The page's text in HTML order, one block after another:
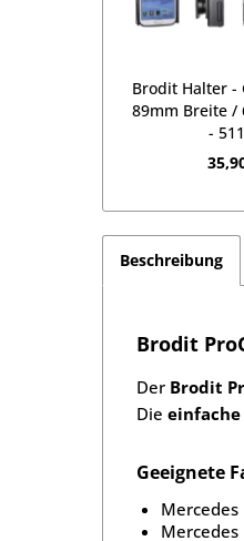
Brodit Halter -
89mm Breite /
-
Beschreibung
Brodit
Der Brodit
Die
Geeignete
Mercedes
Mercedes